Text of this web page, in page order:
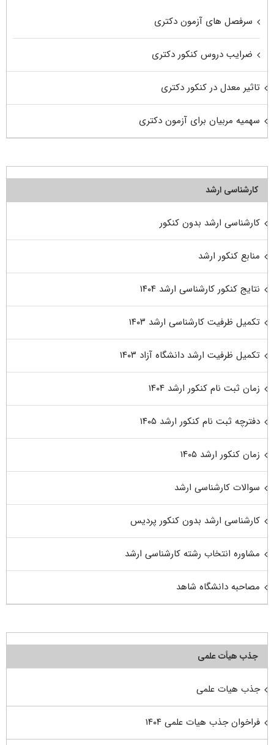
سرفصل های آزمون دکتری
ضرایب دروس کنکور دکتری
تاثیر معدل در کنکور دکتری
سهمیه مربیان برای آزمون دکتری
کارشناسی ارشد
کارشناسی ارشد بدون کنکور
منابع کنکور ارشد
نتایج کنکور کارشناسی ارشد ۱۴۰۴
تکمیل ظرفیت کارشناسی ارشد ۱۴۰۳
تکمیل ظرفیت ارشد دانشگاه آزاد ۱۴۰۳
زمان ثبت نام کنکور ارشد ۱۴۰۴
دفترچه ثبت نام کنکور ارشد ۱۴۰۵
زمان کنکور ارشد ۱۴۰۵
سوالات کارشناسی ارشد
کارشناسی ارشد بدون کنکور پردیس
مشاوره انتخاب رشته کارشناسی ارشد
مصاحبه دانشگاه شاهد
جذب هیأت علمی
جذب هیات علمی
فراخوان جذب هیات علمی ۱۴۰۴